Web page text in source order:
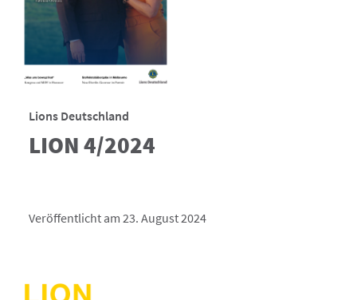
Lions Deutschland
LION 4/2024
Veröffentlicht am 23. August 2024